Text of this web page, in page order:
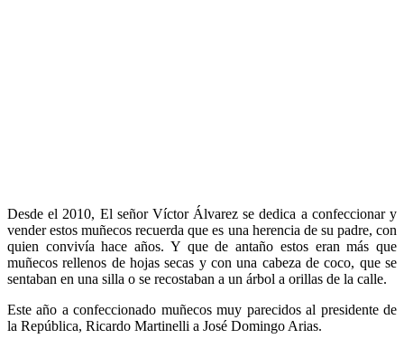
Desde el 2010, El señor Víctor Álvarez se dedica a confeccionar y
vender estos muñecos recuerda que es una herencia de su padre, con
quien convivía hace años. Y que de antaño estos eran más que
muñecos rellenos de hojas secas y con una cabeza de coco, que se
sentaban en una silla o se recostaban a un árbol a orillas de la calle.
Este año a confeccionado muñecos muy parecidos al presidente de
la República, Ricardo Martinelli a José Domingo Arias.